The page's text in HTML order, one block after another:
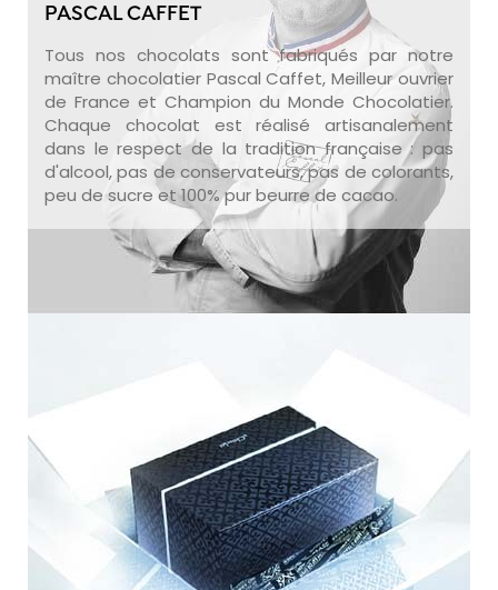
PASCAL CAFFET
Tous nos chocolats sont fabriqués par notre
maître chocolatier Pascal Caffet, Meilleur ouvrier
de France et Champion du Monde Chocolatier.
Chaque chocolat est réalisé artisanalement
dans le respect de la tradition française : pas
d'alcool, pas de conservateurs, pas de colorants,
peu de sucre et 100% pur beurre de cacao.